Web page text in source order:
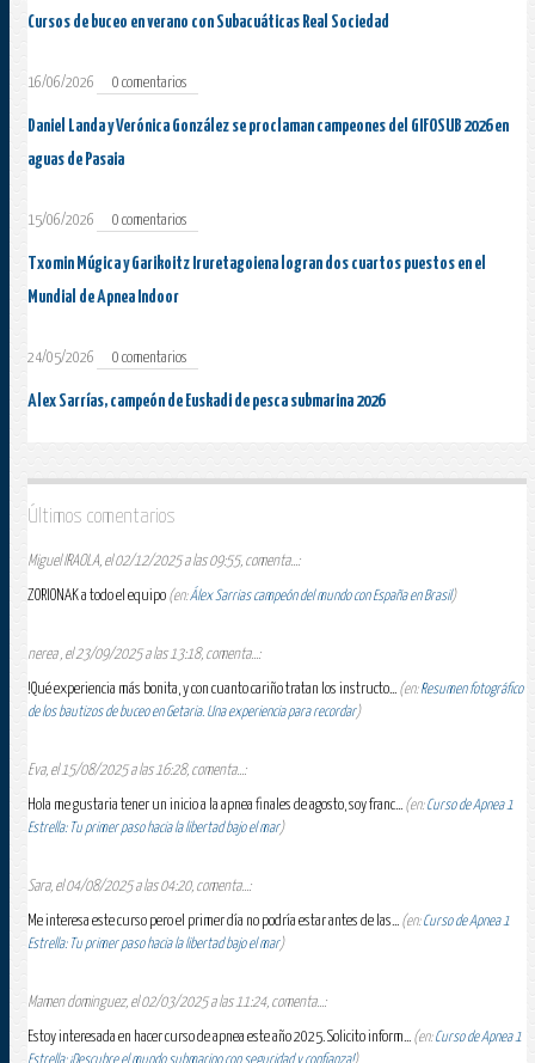
Cursos de buceo en verano con Subacuáticas Real Sociedad
16/06/2026 0 comentarios
Daniel Landa y Verónica González se proclaman campeones del GIFOSUB 2026 en
aguas de Pasaia
15/06/2026 0 comentarios
Txomin Múgica y Garikoitz Iruretagoiena logran dos cuartos puestos en el
Mundial de Apnea Indoor
24/05/2026 0 comentarios
Alex Sarrías, campeón de Euskadi de pesca submarina 2026
Últimos comentarios
Miguel IRAOLA, el 02/12/2025 a las 09:55, comenta...:
ZORIONAK a todo el equipo (en:Álex Sarrias campeón del mundo con España en Brasil)
nerea , el 23/09/2025 a las 13:18, comenta...:
!Qué experiencia más bonita, y con cuanto cariño tratan los instructo... (en:Resumen fotográfico
de los bautizos de buceo en Getaria. Una experiencia para recordar)
Eva, el 15/08/2025 a las 16:28, comenta...:
Hola me gustaria tener un inicio a la apnea finales de agosto, soy franc... (en:Curso de Apnea 1
Estrella: Tu primer paso hacia la libertad bajo el mar)
Sara, el 04/08/2025 a las 04:20, comenta...:
Me interesa este curso pero el primer día no podría estar antes de las... (en:Curso de Apnea 1
Estrella: Tu primer paso hacia la libertad bajo el mar)
Mamen dominguez, el 02/03/2025 a las 11:24, comenta...:
Estoy interesada en hacer curso de apnea este año 2025. Solicito inform... (en:Curso de Apnea 1
Estrella: ¡Descubre el mundo submarino con seguridad y confianza!)